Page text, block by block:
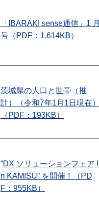
「IBARAKI sense通信」1 月
号（PDF：1,614KB）
茨城県の人口と世帯（推
計）（令和7年1月1日現在）
（PDF：193KB）
“DX ソリューションフェア I
n KAMISU” を開催！（PD
F：955KB）